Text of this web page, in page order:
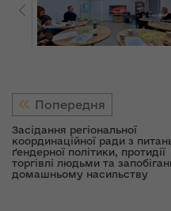
Попередня
Засідання регіональної
координаційної ради з
ґендерної політики, протидії
торгівлі людьми та
домашньому насильству